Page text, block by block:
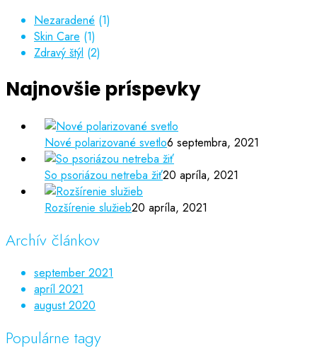
Nezaradené (1)
Skin Care (1)
Zdravý štýl (2)
Najnovšie príspevky
Nové polarizované svetlo6 septembra, 2021
So psoriázou netreba žiť20 apríla, 2021
Rozšírenie služieb20 apríla, 2021
Archív článkov
september 2021
apríl 2021
august 2020
Populárne tagy